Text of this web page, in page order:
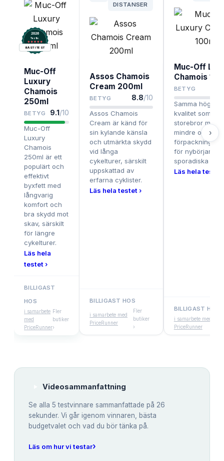
2026
Testix.
BÄST I TEST
Muc-Off
Luxury
Chamois
250ml
BETYG 9.1/10
Muc-Off
Luxury
Chamois
250ml är ett
populärt och
effektivt
byxfett med
långvarig
komfort och
bra skydd mot
skav, särskilt
för längre
cykelturer.
Läs hela
testet ›
BILLIGAST
HOS
i samarbete
med
PriceRunner
Fler
butiker
›
DISTANSER
Assos Chamois
Cream 200ml
BETYG 8.8/10
Assos Chamois
Cream är känd för
sin kylande känsla
och utmärkta skydd
vid långa
cykelturer, särskilt
uppskattad av
erfarna cyklister.
Läs hela testet ›
BILLIGAST HOS
i samarbete med
PriceRunner
Fler
butiker
›
Muc-Off
Chamois
BETYG
Samma höga
kvalitet som
storebror men i
mindre och
förpackning,
för nybörjare
sporadiska
Läs hela testet
BILLIGAST HOS
i samarbete med
PriceRunner
›
Videosammanfattning
Se alla 5 testvinnare sammanfattade på 26
sekunder. Vi går igenom vinnaren, bästa
budgetvalet och vad du bör tänka på.
Läs om hur vi testar›